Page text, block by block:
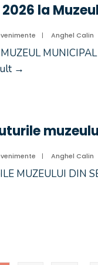
la
| Anghel Calin
→
| Anghel Calin
MUZEULUI DIN